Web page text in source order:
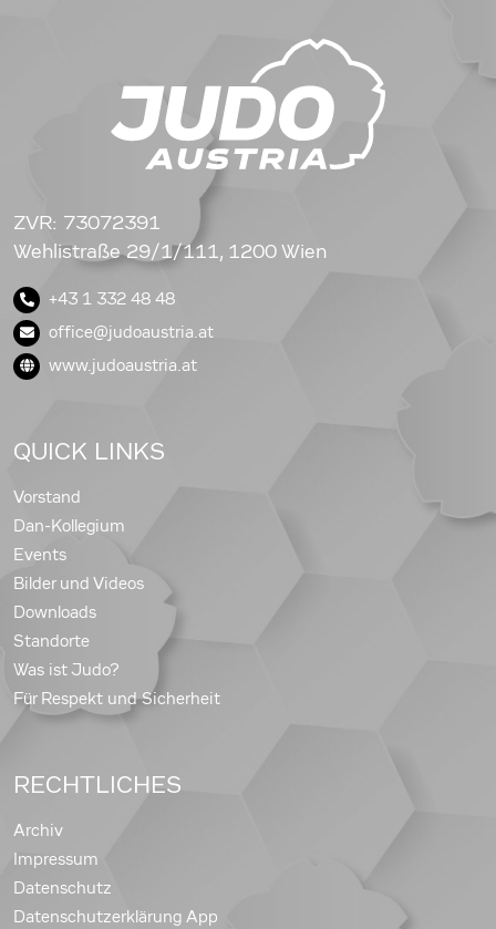
ZVR: 73072391
Wehlistraße 29/1/111, 1200 Wien
+43 1 332 48 48
office@judoaustria.at
www.judoaustria.at
QUICK LINKS
Vorstand
Dan-Kollegium
Events
Bilder und Videos
Downloads
Standorte
Was ist Judo?
Für Respekt und Sicherheit
RECHTLICHES
Archiv
Impressum
Datenschutz
Datenschutzerklärung App